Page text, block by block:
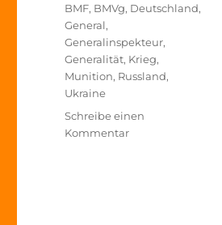
Schlagwörter
BMF, BMVg, Deutschland,
General,
Generalinspekteur,
Generalität, Krieg,
Munition, Russland,
Ukraine
Schreibe einen
Kommentarzu